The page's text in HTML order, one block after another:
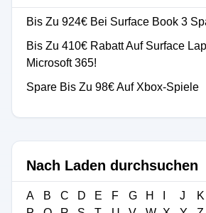
Bis Zu 924€ Bei Surface Book 3
Bis Zu 410€ Rabatt Auf Surface
Microsoft 365!
Spare Bis Zu 98€ Auf Xbox-Spiele
Nach Laden durchsuchen
A B C D E F G H J K